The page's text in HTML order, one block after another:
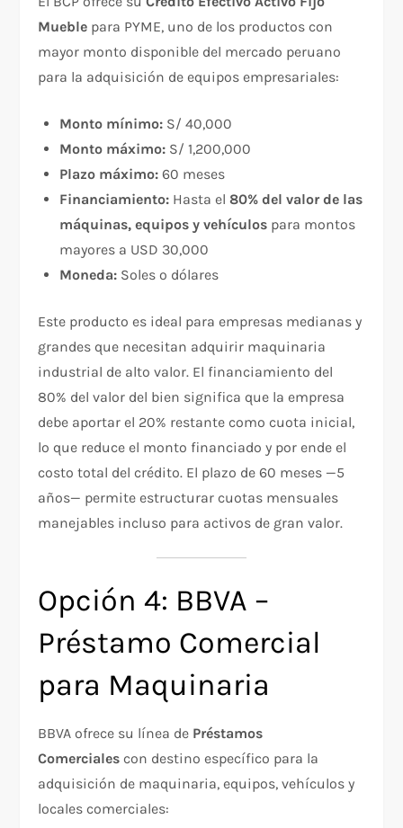
Mueble para PYME, uno de los productos con
mayor monto disponible del mercado peruano
para la adquisición de equipos empresariales:
Monto mínimo: S/ 40,000
Monto máximo: S/ 1,200,000
Plazo máximo: 60 meses
Financiamiento: Hasta el80% del valor de las
máquinas, equipos y vehículos para montos
mayores a USD 30,000
Moneda: Soles o dólares
Este producto es ideal para empresas medianas y
grandes que necesitan adquirir maquinaria
industrial de alto valor. El financiamiento del
80% del valor del bien significa que la empresa
debe aportar el 20% restante como cuota inicial,
lo que reduce el monto financiado y por ende el
costo total del crédito. El plazo de 60 meses —5
años— permite estructurar cuotas mensuales
manejables incluso para activos de gran valor.
Opción 4: BBVA –
Préstamo Comercial
para Maquinaria
BBVA ofrece su línea de Préstamos
Comerciales con destino específico para la
adquisición de maquinaria, equipos, vehículos y
locales comerciales: